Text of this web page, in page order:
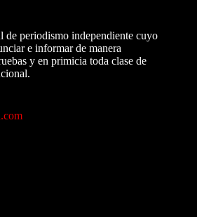
de periodismo independiente cuyo
e informar de manera
y en primicia toda clase de